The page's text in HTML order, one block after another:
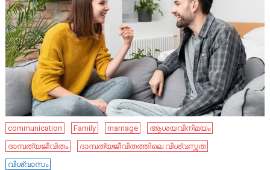
communication Family marriage
ആശയവിനിമയം
ദാമ്പത്യജീവിതം
ദാമ്പത്യജീവിതത്തിലെ വിശ്വസ്തത
വിശ്വാസം